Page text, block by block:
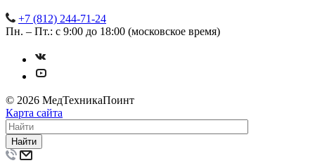
+7 (812) 244-71-24
Пн. – Пт.: с 9:00 до 18:00 (московское время)
© 2026 МедТехникаПоинт
Карта сайта
Найти